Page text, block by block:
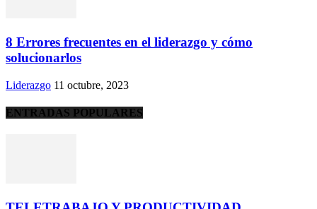
8 Errores frecuentes en el liderazgo y cómo
solucionarlos
Liderazgo 11 octubre, 2023
ENTRADAS POPULARES